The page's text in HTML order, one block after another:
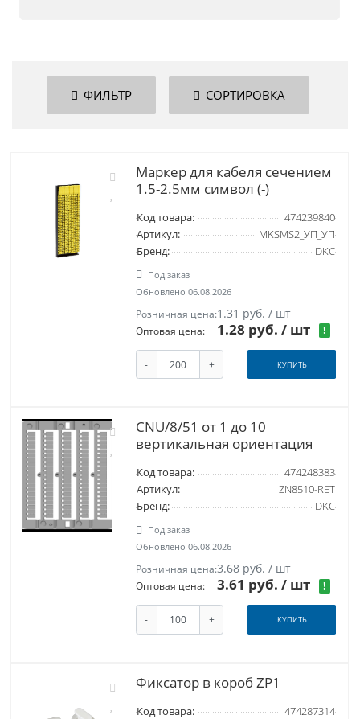
ФИЛЬТР СОРТИРОВКА
Маркер для кабеля сечением
1.5-2.5мм символ (-)
Код товара:
474239840
Артикул:
MKSMS2_УП_УП
Бренд:
DKC
Под заказ
Обновлено 06.08.2026
Розничная цена:1.31 руб. / шт
Оптовая цена: 1.28 руб./ шт !
- + КУПИТЬ
CNU/8/51 от 1 до 10
вертикальная ориентация
Код товара:
474248383
Артикул:
ZN8510-RET
Бренд:
DKC
Под заказ
Обновлено 06.08.2026
Розничная цена:3.68 руб. / шт
Оптовая цена: 3.61 руб./ шт !
- + КУПИТЬ
Фиксатор в короб ZP1
Код товара:
474287314